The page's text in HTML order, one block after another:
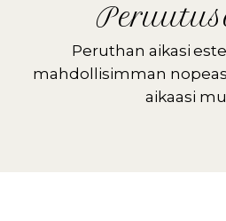
Peruthan aikasi
mahdollisimman
aikaasi